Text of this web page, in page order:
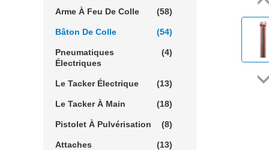
Arme À Feu De Colle (58)
Bâton De Colle (54)
Pneumatiques
Électriques
(4)
Le Tacker Électrique (13)
Le Tacker À Main (18)
Pistolet À Pulvérisation (8)
Attaches (13)